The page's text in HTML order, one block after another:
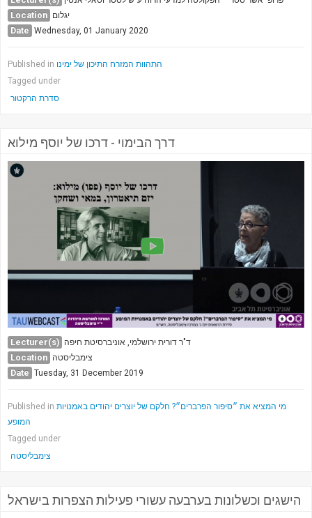
TAU General
Search
Location יגלום
Date Wednesday, 01 January 2020
Published in התהוות המזרח התיכון של ימינו
Tagged under
סדרת הרקטור
דרך הבימוי - דרכו של יוסף מילוא
Lecturer(s) ד"ר דורית ירושלמי, אוניברסיטת חיפה
Location צימבליסטה
Date Tuesday, 31 December 2019
Published in מי המציא את ״סיפור הפרברים״? חלקם של יוצרים יהודים באמנויות
המופע
Tagged under
צימבליסטה
הישגים וכשלונות בערבעה עשורי פעילות הצפרות בישראל